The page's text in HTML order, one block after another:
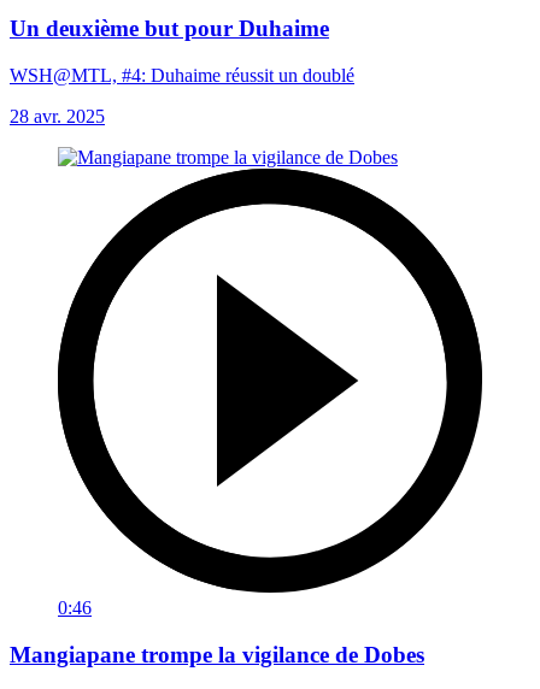
Un deuxième but pour Duhaime
WSH@MTL, #4: Duhaime réussit un doublé
28 avr. 2025
0:46
Mangiapane trompe la vigilance de Dobes